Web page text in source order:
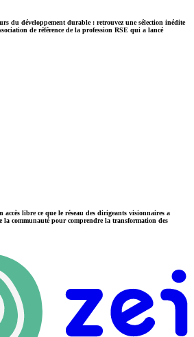
du développement durable : retrouvez une sélection inédite
de référence de la profession RSE qui a lancé
accès libre ce que le réseau des dirigeants visionnaires a
la communauté pour comprendre la transformation des